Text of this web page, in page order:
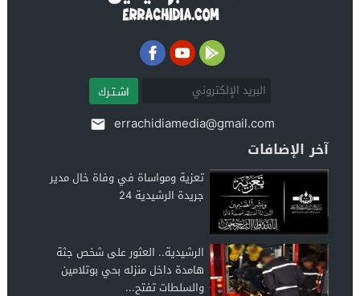
اشـتـرك
errachidiamedia@gmail.com
آخر الإضافات
تعزية ومواساة في وفاة خال مدير
جريدة الرشيدية 24
الرشيدية.. العثور على شخص جثة
هامدة داخل منزله بحي بوتلامين
والسلطات تفتح...